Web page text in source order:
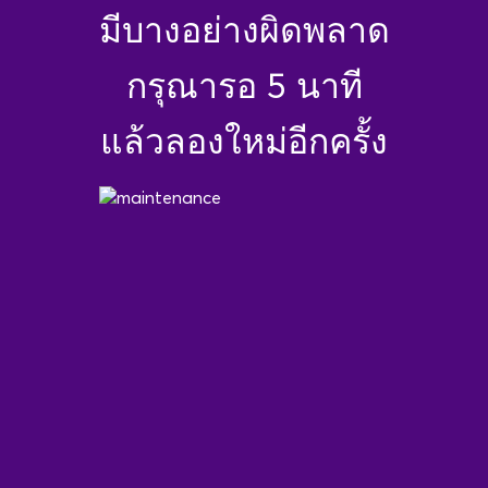
มีบางอย่างผิดพลาด
กรุณารอ 5 นาที
แล้วลองใหม่อีกครั้ง